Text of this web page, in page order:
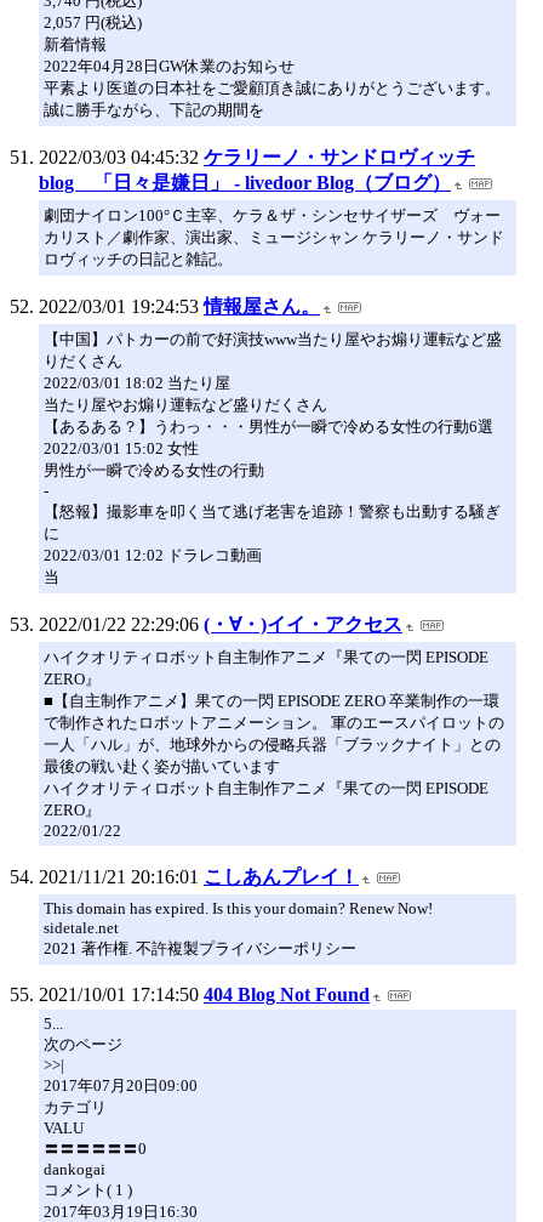
2,057 円(税込)
新着情報
2022年04月28日GW休業のお知らせ
平素より医道の日本社をご愛顧頂き誠にありがとうございます。
誠に勝手ながら、下記の期間を
2022/03/03 04:45:32 ケラリーノ・サンドロヴィッチ
blog 「日々是嫌日」 - livedoor Blog（ブログ）
劇団ナイロン100°Ｃ主宰、ケラ＆ザ・シンセサイザーズ ヴォー
カリスト／劇作家、演出家、ミュージシャン ケラリーノ・サンド
ロヴィッチの日記と雑記。
2022/03/01 19:24:53 情報屋さん。
【中国】パトカーの前で好演技www当たり屋やお煽り運転など盛
りだくさん
2022/03/01 18:02 当たり屋
当たり屋やお煽り運転など盛りだくさん
【あるある？】うわっ・・・男性が一瞬で冷める女性の行動6選
2022/03/01 15:02 女性
男性が一瞬で冷める女性の行動
-
【怒報】撮影車を叩く当て逃げ老害を追跡！警察も出動する騒ぎ
に
2022/03/01 12:02 ドラレコ動画
当
2022/01/22 22:29:06 (・∀・)イイ・アクセス
ハイクオリティロボット自主制作アニメ『果ての一閃 EPISODE
ZERO』
■【自主制作アニメ】果ての一閃 EPISODE ZERO 卒業制作の一環
で制作されたロボットアニメーション。 軍のエースパイロットの
一人「ハル」が、地球外からの侵略兵器「ブラックナイト」との
最後の戦い赴く姿が描いています
ハイクオリティロボット自主制作アニメ『果ての一閃 EPISODE
ZERO』
2022/01/22
2021/11/21 20:16:01 こしあんプレイ！
This domain has expired. Is this your domain? Renew Now!
sidetale.net
2021 著作権. 不許複製プライバシーポリシー
2021/10/01 17:14:50 404 Blog Not Found
5...
次のページ
>>|
2017年07月20日09:00
カテゴリ
VALU
〓〓〓〓〓〓0
dankogai
コメント( 1 )
2017年03月19日16:30